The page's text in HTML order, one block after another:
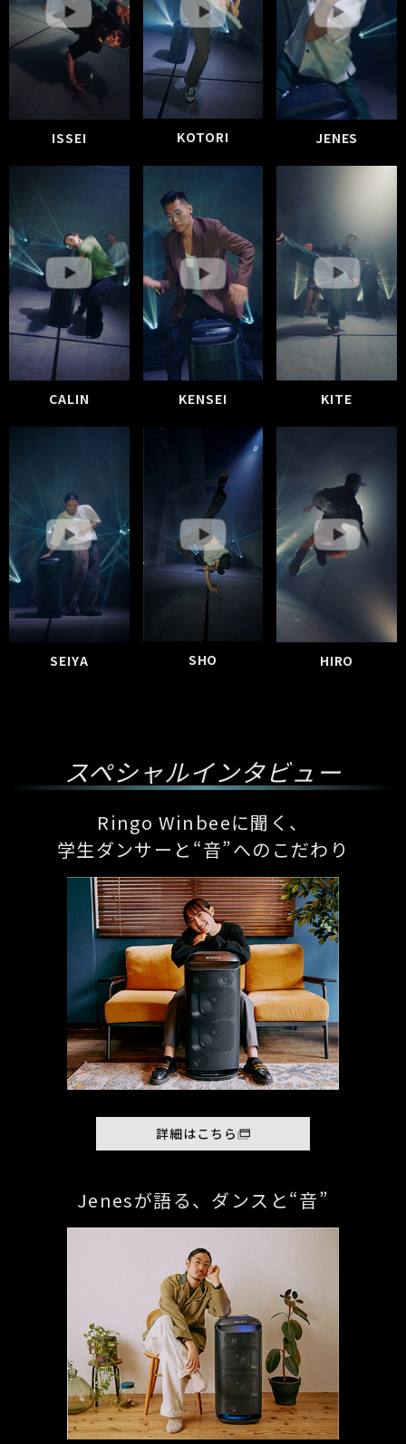
ISSEI KOTORI JENES
CALIN KENSEI KITE
SEIYA SHO HIRO
スペシャルインタビュー
Ringo Winbeeに聞く、
学生ダンサーと“音”へのこだわり
詳細はこちら
Jenesが語る、ダンスと“音”